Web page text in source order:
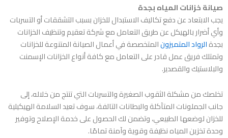
صيانة خزانات المياه بجدة
يجب الابتعاد عن دفع تكاليف الاستبدال للخزان بسبب التشققات أو التسربات
وأي أضرار بالهيكل عن طريق التعامل معشركة تعقيم وتنظيف الخزانات
بجدةالرواد المتميزونالمتخصصة في أعمال الصيانة المتنوعة للخزانات
وتمتلك فريق عمل قادر على التعامل مع كافة أنواع الخزانات الإسمنت
والبلاستيك والقصدير.
تخلصك من مشكلة الثقوب الصغيرة والتسربات التي تنتج من خلاله، إلى
جانب الجملونات المتآكلة والبطانات التالفة، سوف تعيد السلامة الهيكيلية
للخزان لوضعها الطبيعي، وتضمن لك الحصول على خدمة الإصلاح وتوفير
وحدة تخزين المياه نظيفة وقوية وآمنة تمامًا.